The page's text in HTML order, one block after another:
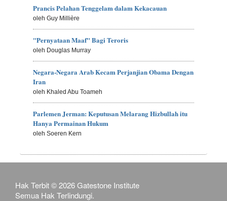
Prancis Pelahan Tenggelam dalam Kekacauan
oleh Guy Millière
"Pernyataan Maaf" Bagi Teroris
oleh Douglas Murray
Negara-Negara Arab Kecam Perjanjian Obama Dengan
Iran
oleh Khaled Abu Toameh
Parlemen Jerman: Keputusan Melarang Hizbullah itu
Hanya Permainan Hukum
oleh Soeren Kern
Hak Terbit © 2026 Gatestone Institute
Semua Hak Terlindungi.